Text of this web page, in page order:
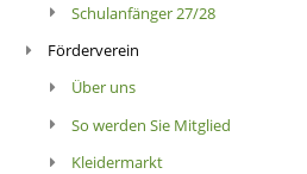
Schulanfänger 27/28
Förderverein
Über uns
So werden Sie Mitglied
Kleidermarkt